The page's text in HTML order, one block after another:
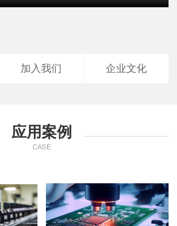
加入我们 企业文化
应用案例
CASE